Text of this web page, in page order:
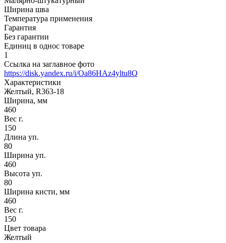
Ширина шва
Температура применения
Гарантия
Без гарантии
Единиц в однос товаре
1
Ссылка на заглавное фото
https://disk.yandex.ru/i/Oa86HAz4yltu8Q
Характеристики
Желтый, R363-18
Ширина, мм
460
Вес г.
150
Длина уп.
80
Ширина уп.
460
Высота уп.
80
Ширина кисти, мм
460
Вес г.
150
Цвет товара
Желтый